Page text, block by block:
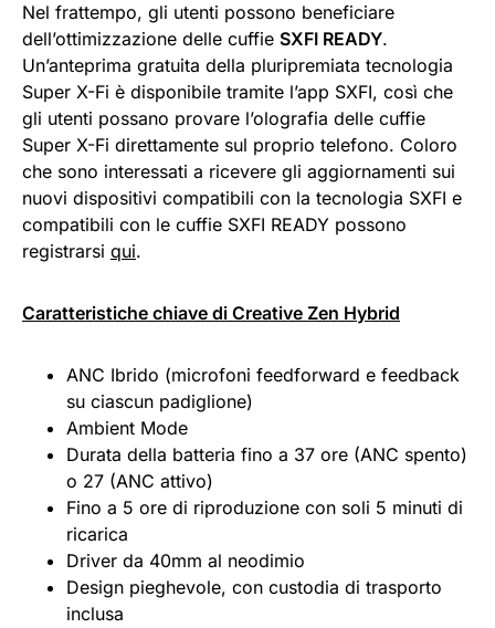
Nel frattempo, gli utenti possono beneficiare
dell’ottimizzazione delle cuffie SXFI READY.
Un’anteprima gratuita della pluripremiata tecnologia
Super X-Fi è disponibile tramite l’app SXFI, così che
gli utenti possano provare l’olografia delle cuffie
Super X-Fi direttamente sul proprio telefono. Coloro
che sono interessati a ricevere gli aggiornamenti sui
nuovi dispositivi compatibili con la tecnologia SXFI e
compatibili con le cuffie SXFI READY possono
registrarsi qui.
Caratteristiche chiave di Creative Zen Hybrid
ANC Ibrido (microfoni feedforward e feedback
su ciascun padiglione)
Ambient Mode
Durata della batteria fino a 37 ore (ANC spento)
o 27 (ANC attivo)
Fino a 5 ore di riproduzione con soli 5 minuti di
ricarica
Driver da 40mm al neodimio
Design pieghevole, con custodia di trasporto
inclusa